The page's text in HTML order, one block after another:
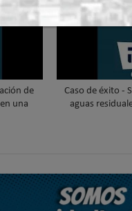
de
una
Caso de éxito -
aguas